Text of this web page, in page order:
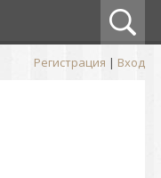
Регистрация | Вход